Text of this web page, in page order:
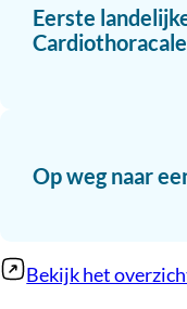
Eerste
Op weg naar
Bekijk het